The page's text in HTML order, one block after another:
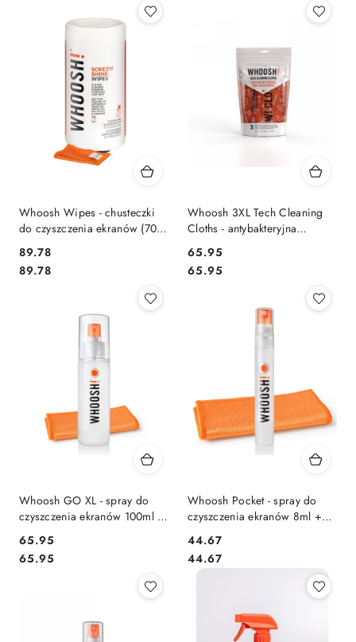
Whoosh Wipes - chusteczki
do czyszczenia ekranów (70
sztuk)
Cena:
89.78
Cena:
89.78
Whoosh 3XL Tech Cleaning
Cloths - antybakteryjna
ściereczka z mikrofibry (3szt.)
Cena:
65.95
Cena:
65.95
Whoosh GO XL - spray do
czyszczenia ekranów 100ml +
Cena:
65.95
Cena:
65.95
Whoosh Pocket - spray do
czyszczenia ekranów 8ml +
Cena:
44.67
Cena:
44.67